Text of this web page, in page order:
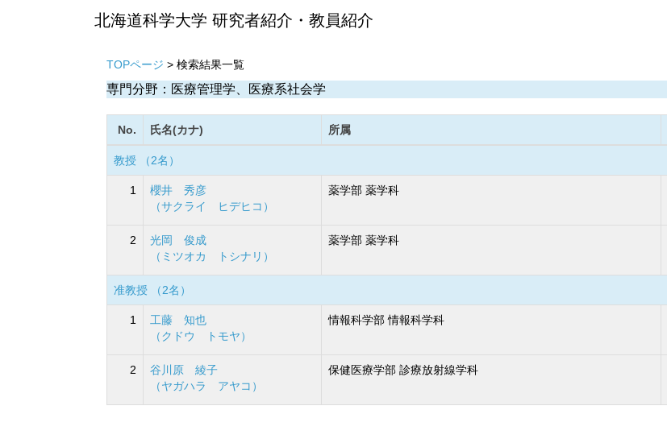
北海道科学大学 研究者紹介・教員紹介
TOPページ > 検索結果一覧
専門分野：医療管理学、医療系社会学
No. 氏名(カナ) 所属
教授 （2名）
1
櫻井 秀彦
（サクライ ヒデヒコ）
薬学部 薬学科
2
光岡 俊成
（ミツオカ トシナリ）
薬学部 薬学科
准教授 （2名）
1
工藤 知也
（クドウ トモヤ）
情報科学部 情報科学科
2
谷川原 綾子
（ヤガハラ アヤコ）
保健医療学部 診療放射線学科